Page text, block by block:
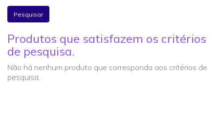
Produtos que satisfazem os critérios
de pesquisa.
Não há nenhum produto que corresponda aos critérios de
pesquisa.